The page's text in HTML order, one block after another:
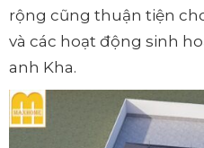
rộng cũng thuận tiện
và các hoạt động sinh
anh Kha.